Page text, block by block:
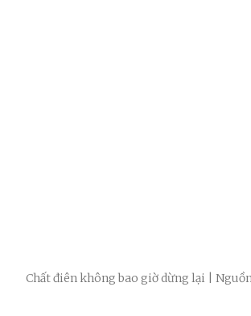
Chất điên không bao giờ dừng lại |